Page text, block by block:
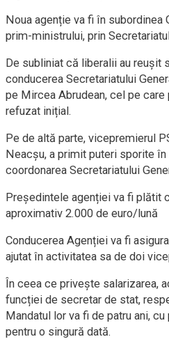
Noua agenție va fi în subordinea
prim-ministrului, prin
De subliniat că liberalii au reușit
conducerea Secretariatului
pe Mircea Abrudean, cel pe
refuzat inițial.
Pe de altă parte, vicepremierul
Neacșu, a primit puteri sporite
coordonarea Secretariatului
Președintele agenției va fi plătit
aproximativ 2.000 de euro/lună
Conducerea Agenției va fi
ajutat în activitatea sa de doi
În ceea ce privește salarizarea,
funcției de secretar de stat,
Mandatul lor va fi de patru ani,
pentru o singură dată.